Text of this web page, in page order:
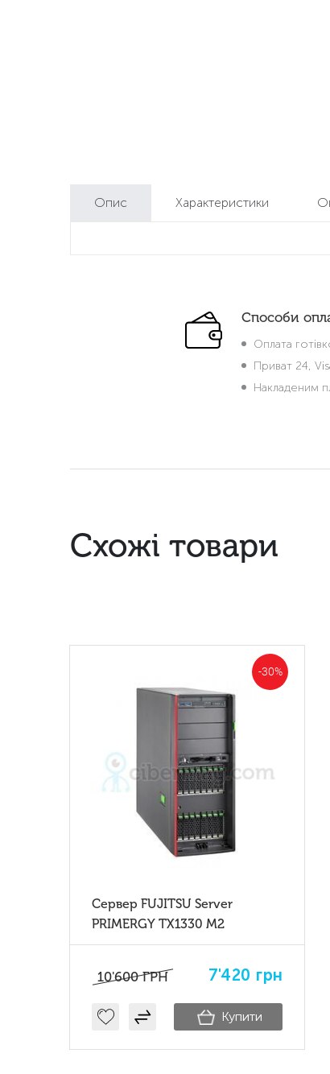
Опис Характеристики
Способи
Оплата
Приват 24,
Накладеним
Схожі товари
-30%
Сервер FUJITSU Server
PRIMERGY TX1330 M2
10'600 ГРН 7'420 грн
Купити